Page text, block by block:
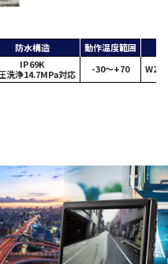
防水構造
動作温度範囲
IP69K
洗浄14.7MPa対応
-30～+70